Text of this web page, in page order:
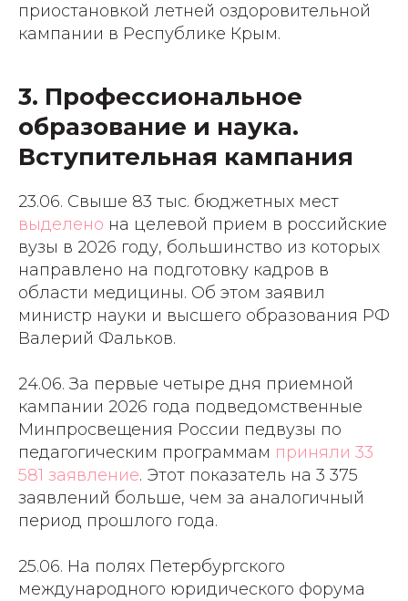
приостановкой летней оздоровительной
кампании в Республике Крым.
3. Профессиональное
образование и наука.
Вступительная кампания
23.06. Свыше 83 тыс. бюджетных мест
выделено на целевой прием в российские
вузы в 2026 году, большинство из которых
направлено на подготовку кадров в
области медицины. Об этом заявил
министр науки и высшего образования РФ
Валерий Фальков.
24.06. За первые четыре дня приемной
кампании 2026 года подведомственные
Минпросвещения России педвузы по
педагогическим программам приняли 33
581 заявление. Этот показатель на 3 375
заявлений больше, чем за аналогичный
период прошлого года.
25.06. На полях Петербургского
международного юридического форума